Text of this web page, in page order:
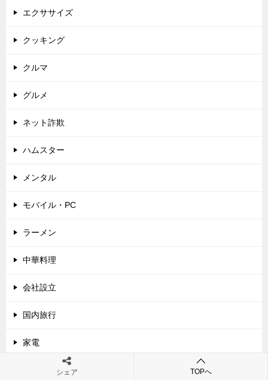
エクササイズ
クッキング
クルマ
グルメ
ネット詐欺
ハムスター
メンタル
モバイル・PC
ラーメン
中華料理
会社設立
国内旅行
家電
シェア TOPへ